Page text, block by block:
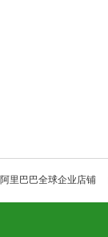
阿里巴巴全球企业店铺